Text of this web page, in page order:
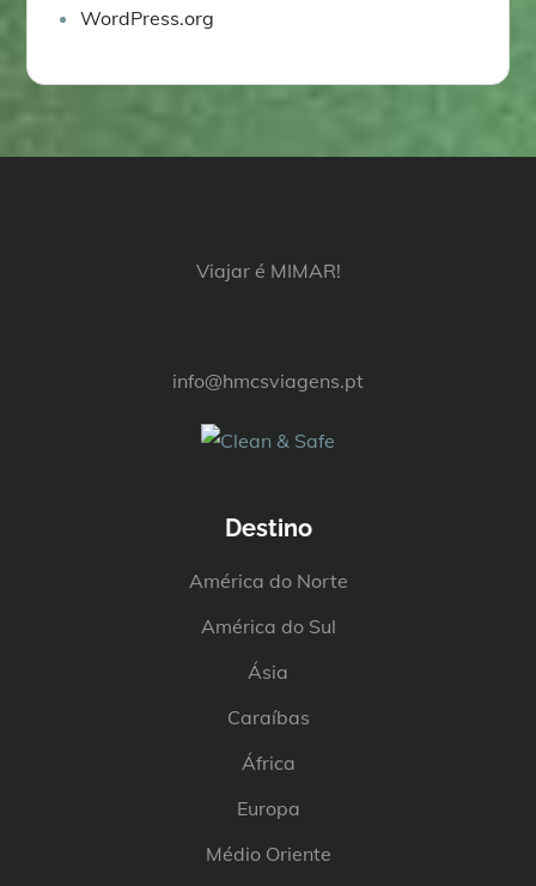
WordPress.org
Viajar é MIMAR!
info@hmcsviagens.pt
Destino
América do Norte
América do Sul
Ásia
Caraíbas
África
Europa
Médio Oriente